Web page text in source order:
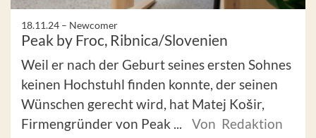
18.11.24 – Newcomer
Peak by Froc, Ribnica/Slovenien
Weil er nach der Geburt seines ersten Sohnes
keinen Hochstuhl finden konnte, der seinen
Wünschen gerecht wird, hat Matej Košir,
Firmengründer von Peak ...
Von Redaktion